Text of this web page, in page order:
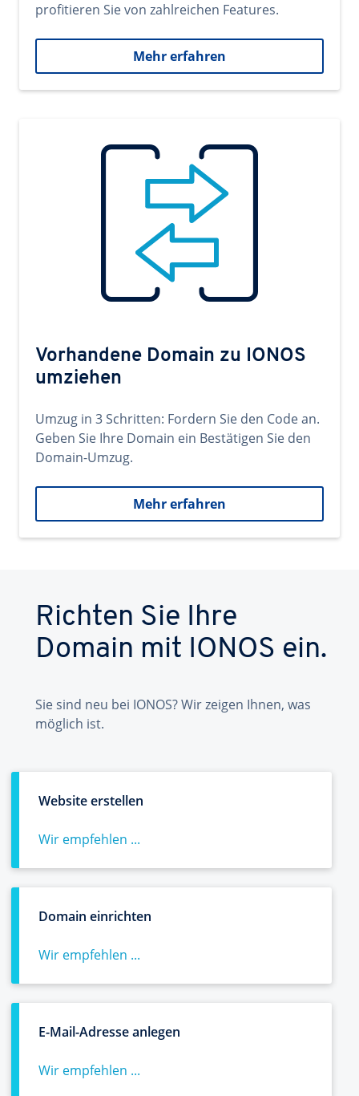
profitieren Sie von zahlreichen Features.
Mehr erfahren
Vorhandene Domain zu IONOS
umziehen
Umzug in 3 Schritten: Fordern Sie den Code an.
Geben Sie Ihre Domain ein Bestätigen Sie den
Domain-Umzug.
Mehr erfahren
Richten Sie Ihre
Domain mit IONOS ein.
Sie sind neu bei IONOS? Wir zeigen Ihnen, was
möglich ist.
Website erstellen
Wir empfehlen ...
Domain einrichten
Wir empfehlen ...
E-Mail-Adresse anlegen
Wir empfehlen ...